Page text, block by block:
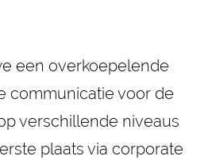
een overkoepelende
communicatie voor de
verschillende niveaus
plaats via corporate